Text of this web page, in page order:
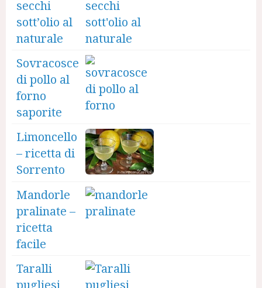
secchi
sott’olio al
naturale
Sovracosce
di pollo al
forno
saporite
Limoncello
– ricetta di
Sorrento
Mandorle
pralinate –
ricetta
facile
Taralli
pugliesi